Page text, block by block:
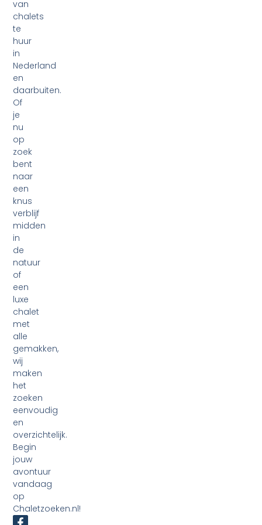
van
chalets
te
huur
in
Nederland
en
daarbuiten.
Of
je
nu
op
zoek
bent
naar
een
knus
verblijf
midden
in
de
natuur
of
een
luxe
chalet
met
alle
gemakken,
wij
maken
het
zoeken
eenvoudig
en
overzichtelijk.
Begin
jouw
avontuur
vandaag
op
Chaletzoeken.nl!